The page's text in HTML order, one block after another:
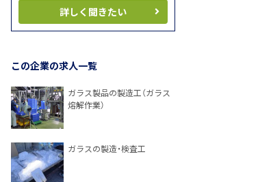
詳しく聞きたい
この企業の求人一覧
ガラス製品の製造工（ガラス
熔解作業）
ガラスの製造・検査工